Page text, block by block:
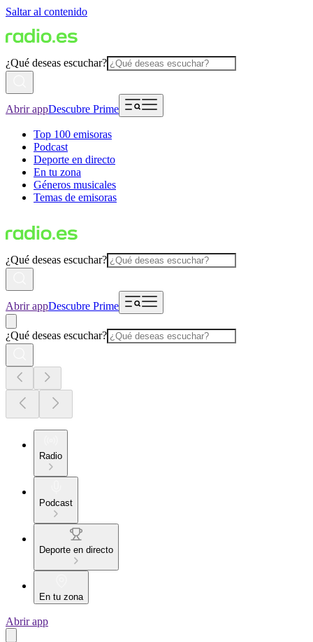
Saltar al contenido
¿Qué deseas escuchar?
Abrir appDescubre Prime
Top 100 emisoras
Podcast
Deporte en directo
En tu zona
Géneros musicales
Temas de emisoras
¿Qué deseas escuchar?
Abrir appDescubre Prime
¿Qué deseas escuchar?
Radio
Podcast
Deporte en directo
En tu zona
Abrir app